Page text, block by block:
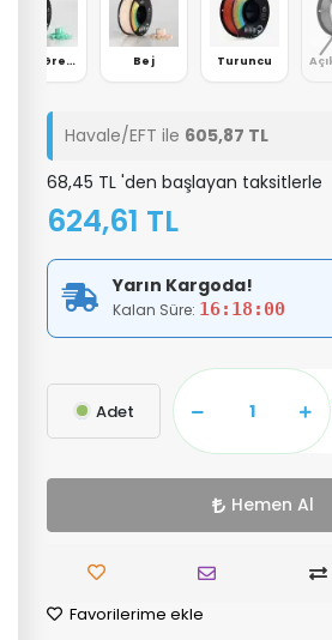
Jade Green Bej Turuncu
Havale/EFT ile 605,87 TL
68,45 TL 'den başlayan taksitlerle
624,61 TL
Yarın Kargoda!
Kalan Süre: 16:17:59
Adet
Hemen Al
Favorilerime ekle